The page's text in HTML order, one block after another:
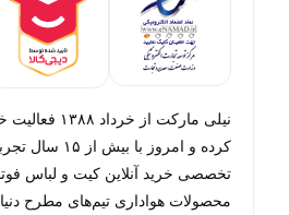
نیلی مارکت از خرداد
کرده و امروز با بیش
تخصصی خرید آنلاین کیت و لباس
محصولات هواداری تیم‌های مطرح